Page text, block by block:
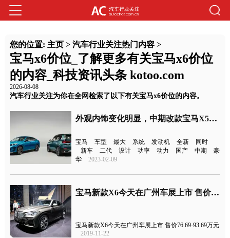
您的位置: 主页> 汽车行业关注热门内容>
宝马x6价位_了解更多有关宝马x6价位
的内容_科技资讯头条 kotoo.com
2026-08-08
汽车行业关注为你在全网检索了以下有关宝马x6价位的内容。
外观内饰变化明显，中期改款宝马X5官图发布
宝马 车型 最大 系统 发动机 全新
同时
新车
二代 设计 功率 动力 国产 中期
豪
华
2023-02-09
宝马新款X6今天在广州车展上市 售价76.69-93.69万元
宝马新款X6今天在广州车展上市 售价76.69-93.69万元
2019-11-22